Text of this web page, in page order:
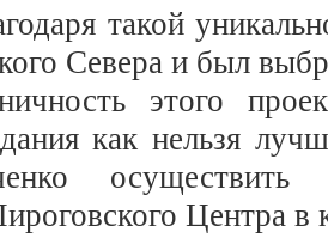
такой
Севера и был
этого
как нельзя
осуществить
Центра в